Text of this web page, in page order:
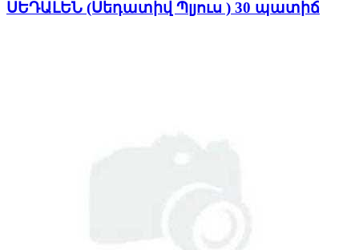
ՍԵԴԱԼԵՆ (Սեդատիվ Պլյուս ) 30 պատիճ